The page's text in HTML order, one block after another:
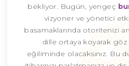
bekliyor. Bugün, yengeç
vizyoner ve yönetici
basamaklarında otoritenizi
dille ortaya koyarak
eğiliminde olacaksınız. Bu